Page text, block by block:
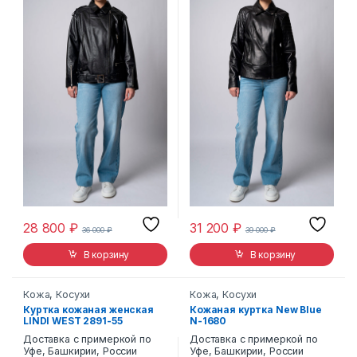
28 800₽ 36 000₽
В корзину
31 200₽ 39 000₽
В корзину
Кожа,Косухи
Куртка кожаная женская
LINDI WEST 2891-55
Доставка с примеркой по
Уфе, Башкирии, России
Кожа,Косухи
Кожаная куртка New Blue
N-1680
Доставка с примеркой по
Уфе, Башкирии, России